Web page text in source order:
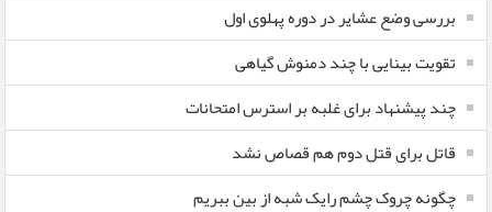
بررسی وضع عشایر در دوره پهلوی اول
تقویت بینایی با چند دمنوش گیاهی
چند پیشنهاد برای غلبه بر استرس امتحانات
قاتل برای قتل دوم هم قصاص نشد
چگونه چروک چشم رایک شبه از بین ببریم